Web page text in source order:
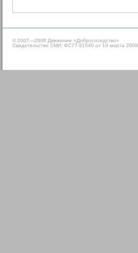
© 2007—2008 Движение «Добрососедство»
Свидетельство СМИ: ФС77-31540 от 19 марта 2008